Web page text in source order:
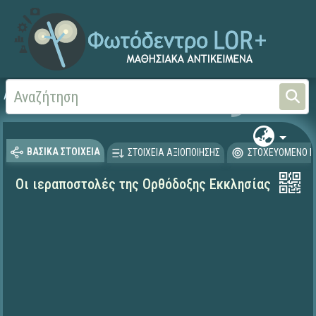
Αρχική
ΒΑΣΙΚΑ ΣΤΟΙΧΕΙΑ ΣΤΟΙΧΕΙΑ ΑΞΙΟΠΟΙΗΣΗΣ ΣΤΟΧΕΥΟΜΕΝΟ
Οι ιεραποστολές της Ορθόδοξης Εκκλησίας